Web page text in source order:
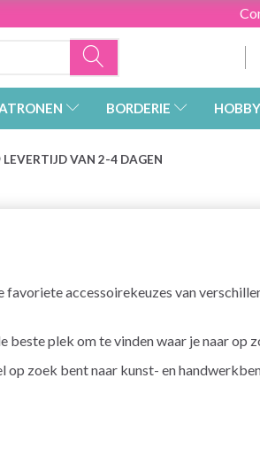
BORDERIE HOBBY
LEVERTIJD VAN 2-4 DAGEN
accessoirekeuzes van
beste plek om te vinden waar je naar op
op zoek bent naar kunst- en